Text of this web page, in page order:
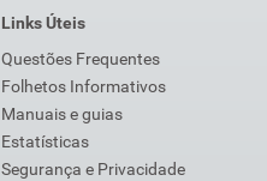
Links Úteis
Questões Frequentes
Folhetos Informativos
Manuais e guias
Estatísticas
Segurança e Privacidade